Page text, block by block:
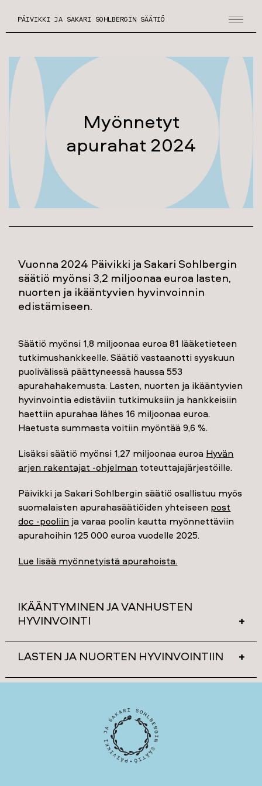
PÄIVIKKI JA SAKARI SOHLBERGIN SÄÄTIÖ
Myönnetyt
apurahat 2024
Vuonna 2024 Päivikki ja Sakari Sohlbergin
säätiö myönsi 3,2 miljoonaa euroa lasten,
nuorten ja ikääntyvien hyvinvoinnin
edistämiseen.
Säätiö myönsi 1,8 miljoonaa euroa 81 lääketieteen
tutkimushankkeelle. Säätiö vastaanotti syyskuun
puolivälissä päättyneessä haussa 553
apurahahakemusta. Lasten, nuorten ja ikääntyvien
hyvinvointia edistäviin tutkimuksiin ja hankkeisiin
haettiin apurahaa lähes 16 miljoonaa euroa.
Haetusta summasta voitiin myöntää 9,6 %.
Lisäksi säätiö myönsi 1,27 miljoonaa euroa Hyvän
arjen rakentajat -ohjelman toteuttajajärjestöille.
Päivikki ja Sakari Sohlbergin säätiö osallistuu myös
suomalaisten apurahasäätiöiden yhteiseen post
doc -pooliin ja varaa poolin kautta myönnettäviin
apurahoihin 125 000 euroa vuodelle 2025.
Lue lisää myönnetyistä apurahoista.
IKÄÄNTYMINEN JA VANHUSTEN
HYVINVOINTI
25000 €
Tutkimukseen: "Verkkokalvoirtauman ilmaantuvuuden ja
leikkaushoidon kehitys Suomessa 2000-luvulla "
LASTEN JA NUORTEN HYVINVOINTIIN
Stressi, suolistomikrobiston kehitys ja toiminnalliset
vatsaoireet lapsuudessa